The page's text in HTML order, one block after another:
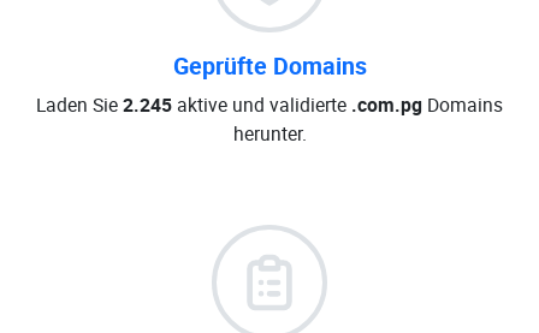
Geprüfte Domains
Laden Sie2.245 aktive und validierte .com.pg Domains
herunter.